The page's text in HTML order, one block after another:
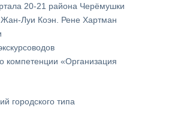
20-21 района Черёмушки
Луи Коэн. Рене Хартман
компетенции «Организация
городского типа